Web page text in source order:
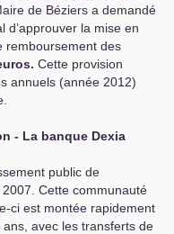
de Béziers a demandé
d’approuver la mise en
remboursement des
Cette provision
annuels (année 2012)
- La banque Dexia
public de
Cette communauté
ci est montée rapidement
avec les transferts de